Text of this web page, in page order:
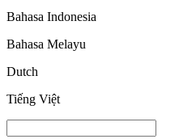
Bahasa Indonesia
Bahasa Melayu
Dutch
Tiếng Việt